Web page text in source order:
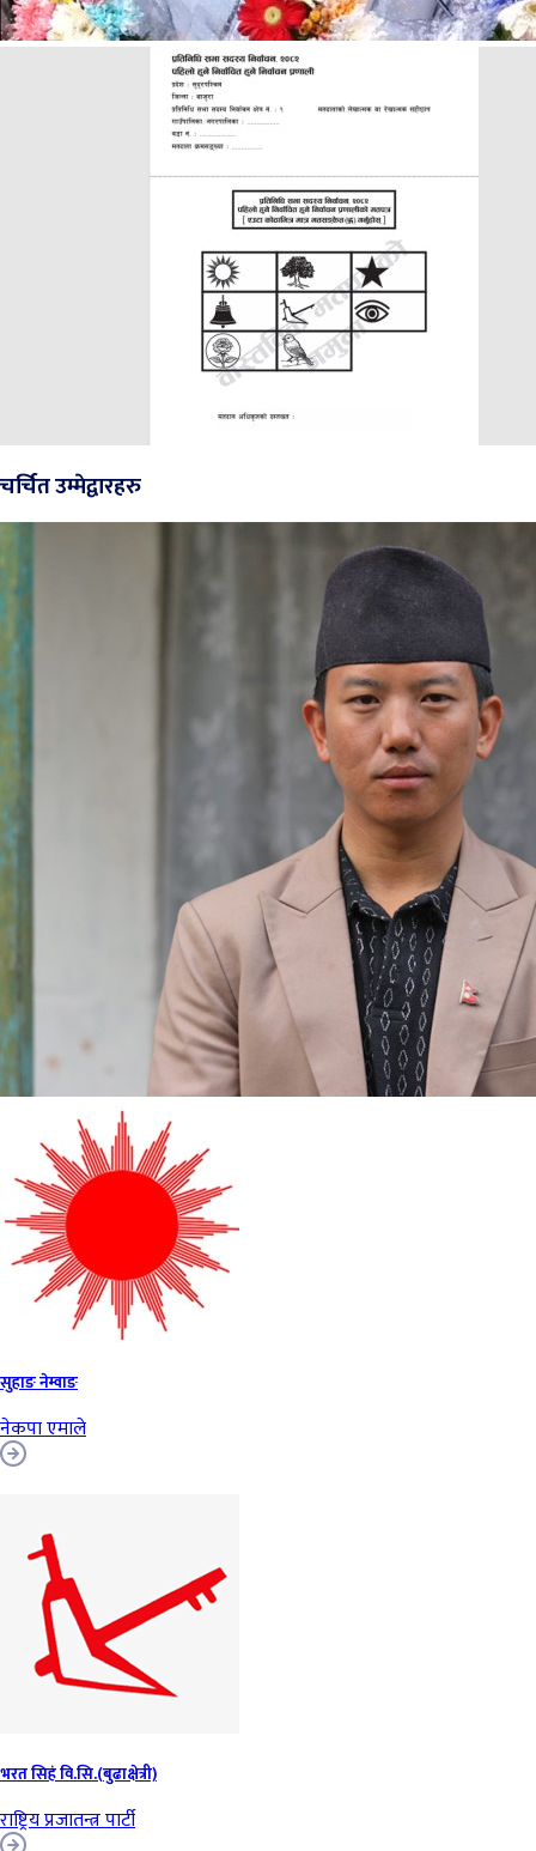
चर्चित उम्मेद्वारहरु
सुहाङ नेम्वाङ
नेकपा एमाले
भरत सिहं वि.सि.(बुढाक्षेत्री)
राष्ट्रिय प्रजातन्त्र पार्टी